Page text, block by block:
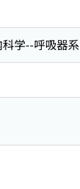
学--呼吸器系